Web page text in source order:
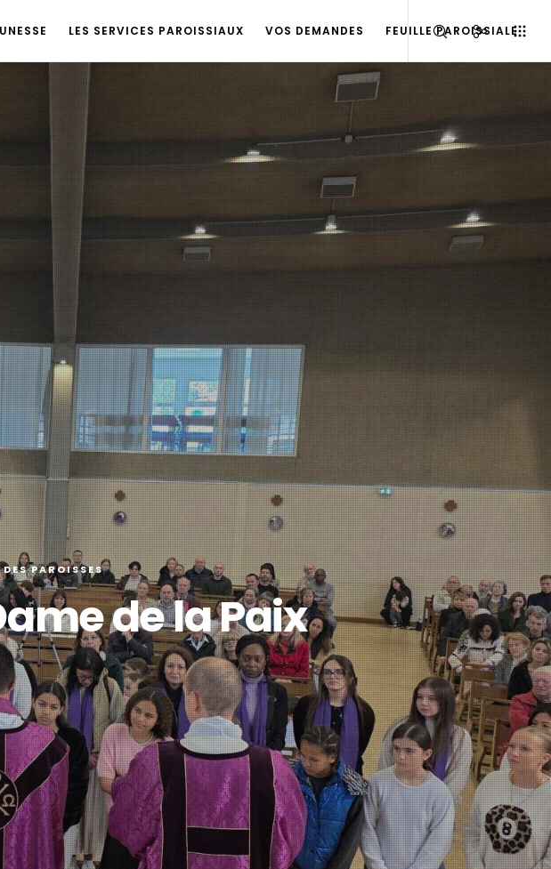
LES SERVICES PAROISSIAUX VOS DEMANDES FEUILLE PAROISSIALE
PAROISSES
de la Paix